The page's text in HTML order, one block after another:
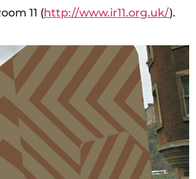
11 (http://www.ir11.org.uk/).